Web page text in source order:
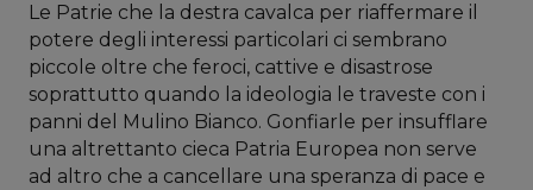
Le Patrie che la destra cavalca per riaffermare il
potere degli interessi particolari ci sembrano
piccole oltre che feroci, cattive e disastrose
soprattutto quando la ideologia le traveste con i
panni del Mulino Bianco. Gonfiarle per insufflare
una altrettanto cieca Patria Europea non serve
ad altro che a cancellare una speranza di pace e